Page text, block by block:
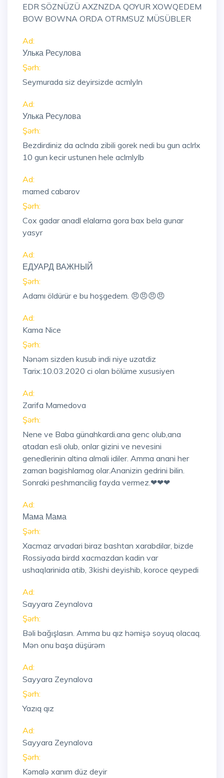
EDR SÖZNÜZÜ AXZNZDA QOYUR XOWQEDEM
BOW BOWNA ORDA OTRMSUZ MÜSÜBLER
Ad:
Улька Ресулова
Şərh:
Seymurada siz deyirsizde acmlyln
Ad:
Улька Ресулова
Şərh:
Bezdirdiniz da aclnda zibili gorek nedi bu gun aclrlx
10 gun kecir ustunen hele aclmlylb
Ad:
mamed cabarov
Şərh:
Cox gadar anadl elalarna gora bax bela gunar
yasyr
Ad:
ЕДУАРД ВАЖНЫЙ
Şərh:
Adamı öldürür e bu hoşgedem. 😠😠😠😠
Ad:
Kama Nice
Şərh:
Nənəm sizden kusub indi niye uzatdiz
Tarix:10.03.2020 ci olan bölüme xususiyen
Ad:
Zarifa Mamedova
Şərh:
Nene ve Baba günahkardi.ana genc olub,ana
atadan esli olub, onlar gizini ve nevesini
genedlerinin altina almali idiler. Amma anani her
zaman bagishlamag olar.Ananizin gedrini bilin.
Sonraki peshmancilig fayda vermez.❤❤❤
Ad:
Мама Мама
Şərh:
Xacmaz arvadari biraz bashtan xarabdilar, bizde
Rossiyada birdd xacmazdan kadin var
ushaqlarinida atib, 3kishi deyishib, koroce qeypedi
Ad:
Sayyara Zeynalova
Şərh:
Bəli bağışlasın. Amma bu qız həmişə soyuq olacaq.
Mən onu başa düşürəm
Ad:
Sayyara Zeynalova
Şərh:
Yazıq qız
Ad:
Sayyara Zeynalova
Şərh:
Kəmalə xanım düz deyir